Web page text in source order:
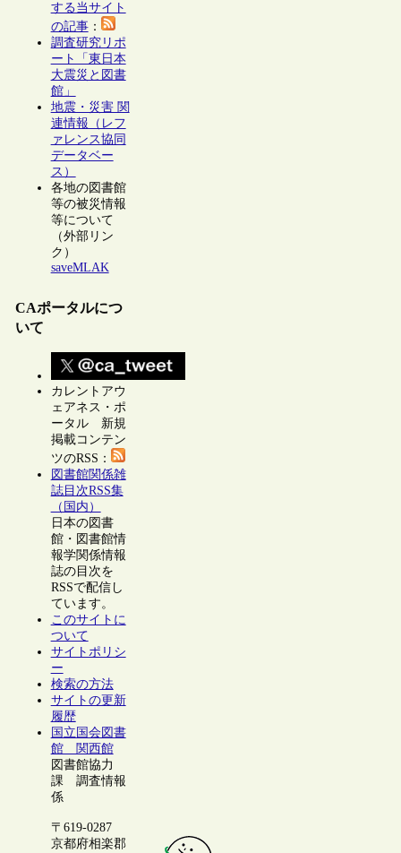
する当サイト
の記事：
調査研究リポ
ート「東日本
大震災と図書
館」
地震・災害 関
連情報（レフ
ァレンス協同
データベー
ス）
各地の図書館
等の被災情報
等について
（外部リン
ク）
saveMLAK
CAポータルにつ
いて
カレントアウ
ェアネス・ポ
ータル 新規
掲載コンテン
ツのRSS：
図書館関係雑
誌目次RSS集
（国内）
日本の図書
館・図書館情
報学関係情報
誌の目次を
RSSで配信し
ています。
このサイトに
ついて
サイトポリシ
ー
検索の方法
サイトの更新
履歴
国立国会図書
館 関西館
図書館協力
課 調査情報
係
〒619-0287
京都府相楽郡